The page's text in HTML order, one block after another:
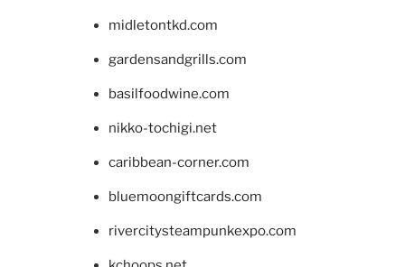
midletontkd.com
gardensandgrills.com
basilfoodwine.com
nikko-tochigi.net
caribbean-corner.com
bluemoongiftcards.com
rivercitysteampunkexpo.com